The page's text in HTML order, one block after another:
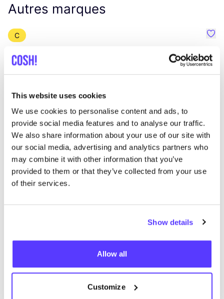
This website uses cookies
We use cookies to personalise content and ads, to
provide social media features and to analyse our traffic.
We also share information about your use of our site with
our social media, advertising and analytics partners who
may combine it with other information that you’ve
provided to them or that they’ve collected from your use
of their services.
Show details
Allow all
Customize
Autres marques
C
Revolution
Vêtements Hauts et t-shirts 3+